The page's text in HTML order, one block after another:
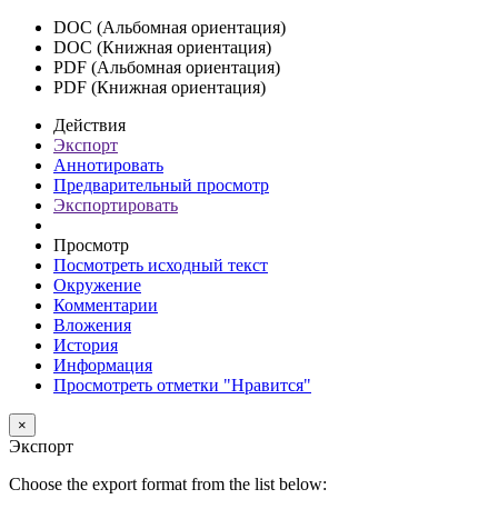
DOC (Альбомная ориентация)
DOC (Книжная ориентация)
PDF (Альбомная ориентация)
PDF (Книжная ориентация)
Действия
Экспорт
Аннотировать
Предварительный просмотр
Экспортировать
Просмотр
Посмотреть исходный текст
Окружение
Комментарии
Вложения
История
Информация
Просмотреть отметки "Нравится"
×
Экспорт
Choose the export format from the list below: